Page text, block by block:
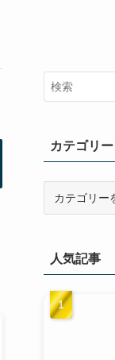
カテゴリー
ー人気記事